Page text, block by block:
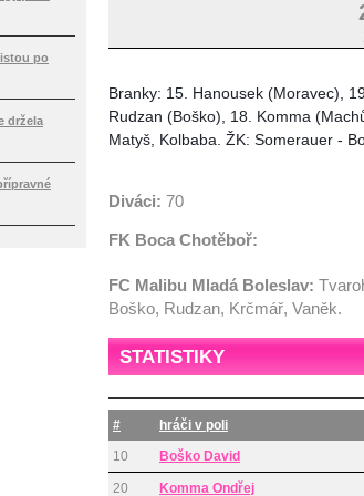
Branky: 15. Hanousek (Moravec),
Rudzan (Boško), 18. Komma
Matyš, Kolbaba. ŽK: Somerauer -
Diváci: 70
FK Boca Chotěboř:
FC Malibu Mladá Boleslav:
Boško, Rudzan, Krčmář, Vaněk.
STATISTIKY
# hráči v poli
10
Boško David
20 Komma Ondřej
po
držela